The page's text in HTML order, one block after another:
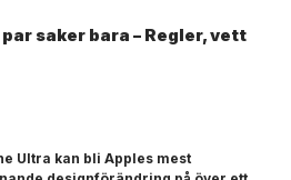
saker bara – Regler, vett
Ultra kan bli Apples mest